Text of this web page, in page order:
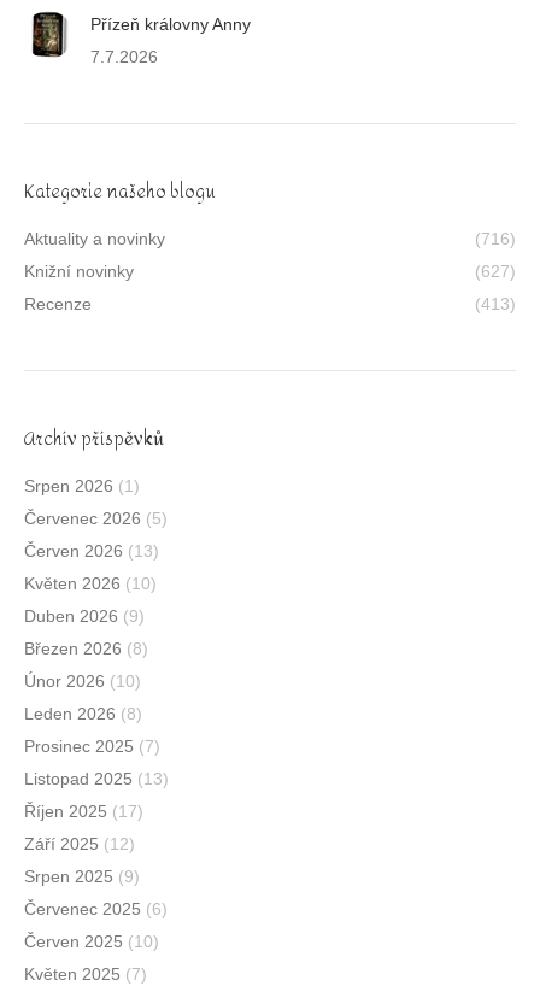
Přízeň královny Anny
7.7.2026
Kategorie našeho blogu
Aktuality a novinky
(716)
Knižní novinky
(627)
Recenze
(413)
Archív příspěvků
Srpen 2026 (1)
Červenec 2026 (5)
Červen 2026 (13)
Květen 2026 (10)
Duben 2026 (9)
Březen 2026 (8)
Únor 2026 (10)
Leden 2026 (8)
Prosinec 2025 (7)
Listopad 2025 (13)
Říjen 2025 (17)
Září 2025 (12)
Srpen 2025 (9)
Červenec 2025 (6)
Červen 2025 (10)
Květen 2025 (7)